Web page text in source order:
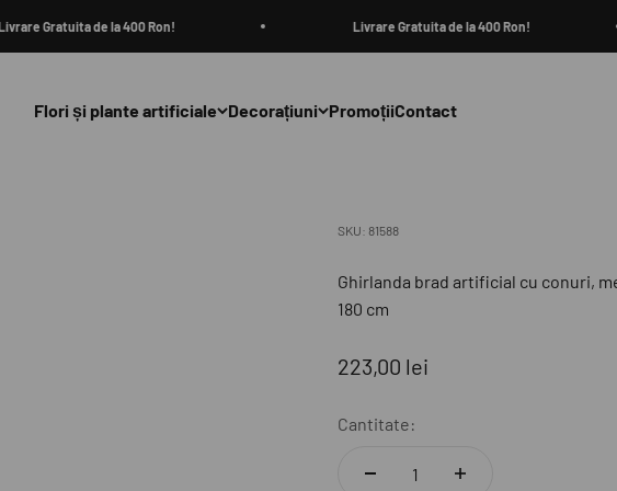
Gratuita de la 400 Ron! Livrare Gratuita de la 400 Ron!
Flori și plante artificiale Decorațiuni PromoțiiContact
SKU: 81588
Ghirlanda brad artificial cu conuri,
180 cm
Preț redus
223,00 lei
Cantitate: